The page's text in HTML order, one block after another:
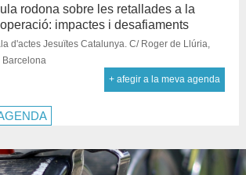
rodona sobre les retallades a la
impactes i desafiaments
d'actes Jesuïtes Catalunya. C/ Roger de Llúria,
Barcelona
+ afegir a la meva agenda